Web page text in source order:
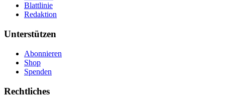
Blattlinie
Redaktion
Unterstützen
Abonnieren
Shop
Spenden
Rechtliches